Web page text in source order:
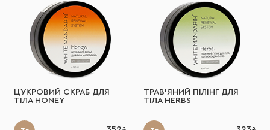
ЦУКРОВИЙ СКРАБ ДЛЯ
ТІЛА HONEY
ТРАВ'ЯНИЙ ПІЛІНГ ДЛЯ
ТІЛА HERBS